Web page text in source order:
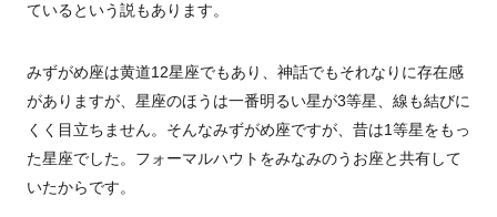
ているという説もあります。
みずがめ座は黄道12星座でもあり、神話でもそれなりに存在感
がありますが、星座のほうは一番明るい星が3等星、線も結びに
くく目立ちません。そんなみずがめ座ですが、昔は1等星をもっ
た星座でした。フォーマルハウトをみなみのうお座と共有して
いたからです。